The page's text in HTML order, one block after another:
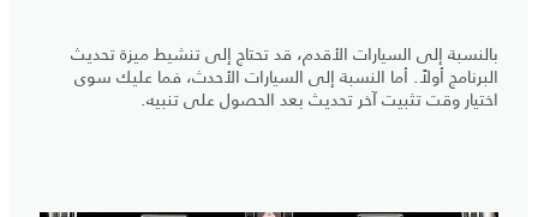
بالنسبة إلى السيارات الأقدم، قد تحتاج إلى تنشيط ميزة تحديث
البرنامج أولاً. أما النسبة إلى السيارات الأحدث، فما عليك سوى
اختيار وقت تثبيت آخر تحديث بعد الحصول على تنبيه.